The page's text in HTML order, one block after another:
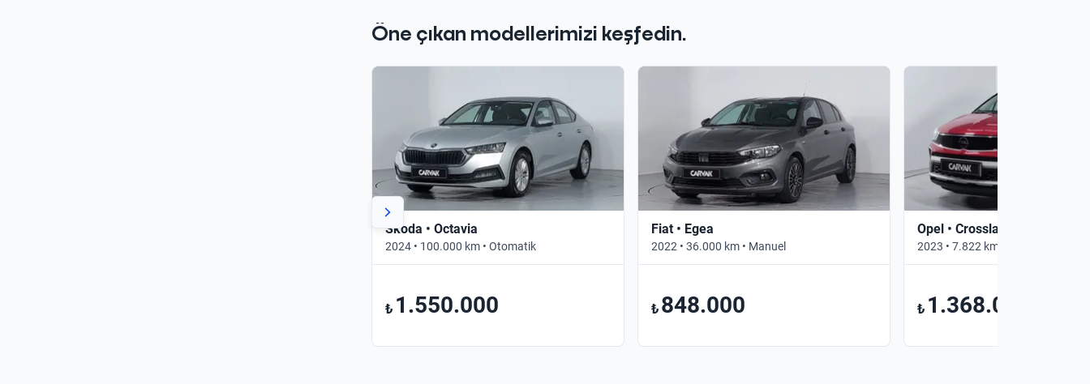
Öne çıkan modellerimizi keşfedin.
Skoda • Octavia
2024 • 100.000 km • Otomatik
₺ 1.550.000
Fiat • Egea
2022 • 36.000 km • Manuel
₺ 848.000
Opel • Crossland
2023 • 7.822 km • Otomatik
₺ 1.368.000